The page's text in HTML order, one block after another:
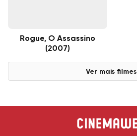
Rogue, O Assassino
(2007)
Ver mais filmes